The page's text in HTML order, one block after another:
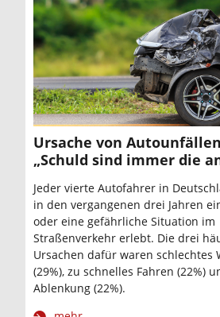
Ursache von
„Schuld sind immer die
Jeder vierte Autofahrer in
in den vergangenen drei Jahren
oder eine gefährliche Situation im
Straßenverkehr erlebt. Die drei
Ursachen dafür waren schlechtes
(29%), zu schnelles Fahren (22%)
Ablenkung (22%).